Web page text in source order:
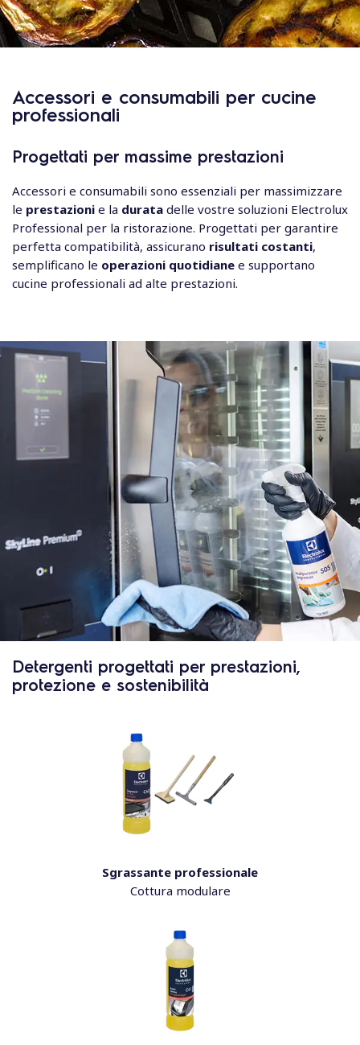
Accessori e consumabili per cucine
professionali
Progettati per massime prestazioni
Accessori e consumabili sono essenziali per massimizzare
le prestazioni e la durata delle vostre soluzioni Electrolux
Professional per la ristorazione. Progettati per garantire
perfetta compatibilità, assicurano risultati costanti,
semplificano le operazioni quotidiane e supportano
cucine professionali ad alte prestazioni.
Detergenti progettati per prestazioni,
protezione e sostenibilità
Sgrassante professionale
Cottura modulare